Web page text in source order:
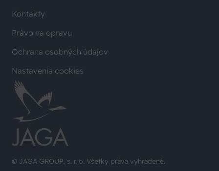
© JAGA GROUP, s. r. o. Všetky práva vyhradené.
Kontakty
Právo na opravu
Ochrana osobných údajov
Nastavenia cookies